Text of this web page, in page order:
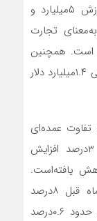
و از سایر کشورها ۳.۳‌میلیون‌تن کالا به ارزش ۵‌میلیارد و
به‌معنای تجارت
است. همچنین
تراز تجاری ایران در مهر ماه رقمی معادل منفی ۱.۴‌میلیارد دلار
تفاوت عمده‌ای
نداشته‌است. میزان صادرات از نظر وزنی ۳‌درصد افزایش
یافته‌است.
همچنین وزن واردات در مهر نسبت به ماه قبل ۸‌درصد
افزایش یافته، هرچند ارزش واردات تنها در حدود ۰.۶‌درصد